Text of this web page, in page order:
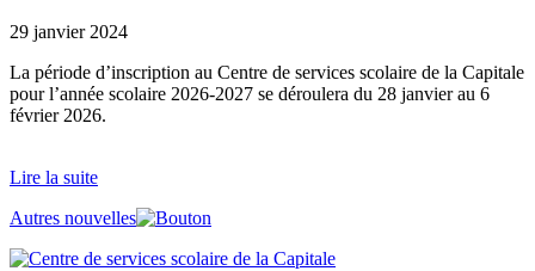
29 janvier 2024
La période d’inscription au Centre de services scolaire de la Capitale
pour l’année scolaire 2026-2027 se déroulera du 28 janvier au 6
février 2026.
Lire la suite
Autres nouvelles